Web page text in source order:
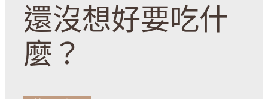
還沒想好要吃什
麼？